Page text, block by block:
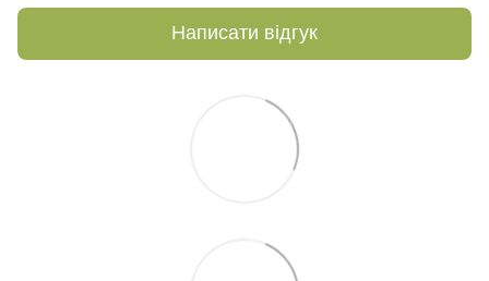
Написати відгук